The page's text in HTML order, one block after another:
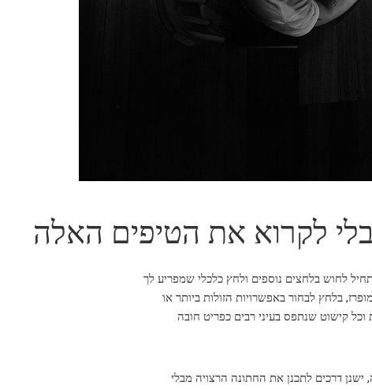
לקרוא את הטיפים האלה
לחוש בלחצים נוספים ולחץ כלכלי שמפריע לך
בלחץ לבחור באפשרויות הזולות ביותר או
וכל קישוט שנתפס בעיני רבים כפריט חובה
דרכים לתכנן את החתונה הרצויה מבלי